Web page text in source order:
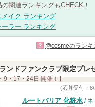
の関連ランキングもCHECK！
メイク ランキング
ーラー ランキング
? @cosmeのランキ
ンドファンクラブ限定プレ
9・17・24日 開催！】
(応募受付：
ルートバリア 化粧水 / ネ